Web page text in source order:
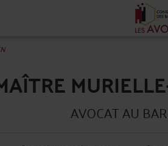
AVOCAT AU